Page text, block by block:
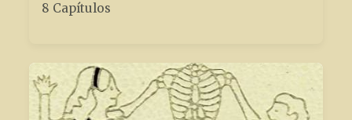
8 Capítulos